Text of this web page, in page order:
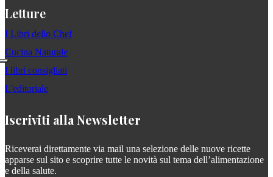
Letture
I Libri dello Chef
Cucina Naturale
I libri consigliati
L'editoriale
Iscriviti alla Newsletter
Riceverai direttamente via mail una selezione delle nuove ricette
apparse sul sito e scoprire tutte le novità sul tema dell’alimentazione
e della salute.